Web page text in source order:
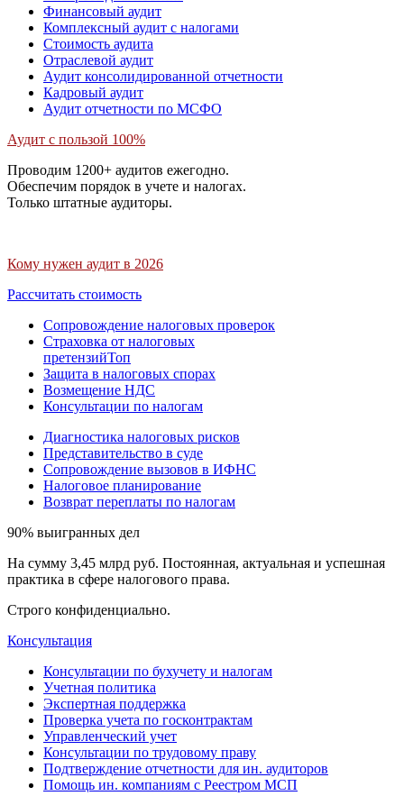
Финансовый аудит
Комплексный аудит с налогами
Стоимость аудита
Отраслевой аудит
Аудит консолидированной отчетности
Кадровый аудит
Аудит отчетности по МСФО
Аудит с пользой 100%
Проводим 1200+ аудитов ежегодно.
Обеспечим порядок в учете и налогах.
Только штатные аудиторы.
Кому нужен аудит в 2026
Рассчитать стоимость
Сопровождение налоговых проверок
Страховка от налоговых
претензийТоп
Защита в налоговых спорах
Возмещение НДС
Консультации по налогам
Диагностика налоговых рисков
Представительство в суде
Сопровождение вызовов в ИФНС
Налоговое планирование
Возврат переплаты по налогам
90% выигранных дел
На сумму 3,45 млрд руб. Постоянная, актуальная и успешная
практика в сфере налогового права.
Строго конфиденциально.
Консультация
Консультации по бухучету и налогам
Учетная политика
Экспертная поддержка
Проверка учета по госконтрактам
Управленческий учет
Консультации по трудовому праву
Подтверждение отчетности для ин. аудиторов
Помощь ин. компаниям с Реестром МСП